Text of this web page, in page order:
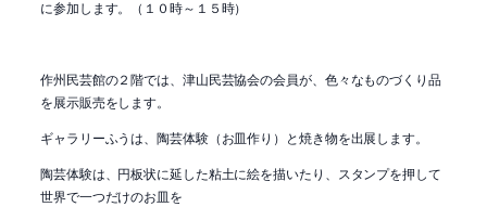
に参加します。（１０時～１５時）
作州民芸館の２階では、津山民芸協会の会員が、色々なものづくり品
を展示販売をします。
ギャラリーふうは、陶芸体験（お皿作り）と焼き物を出展します。
陶芸体験は、円板状に延した粘土に絵を描いたり、スタンプを押して
世界で一つだけのお皿を